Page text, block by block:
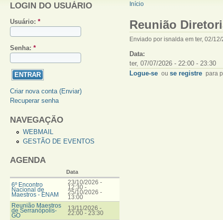
LOGIN DO USUÁRIO
Usuário: *
Senha: *
Criar nova conta (Enviar)
Recuperar senha
NAVEGAÇÃO
WEBMAIL
GESTÃO DE EVENTOS
AGENDA
Data
6º Encontro
Nacional de
Maestros - ENAM
23/10/2026 -
12:30 -
25/10/2026 -
13:00
Reunião Maestros
de Serranópolis-
GO
13/11/2026 -
22:00 - 23:30
Início
Reunião
Enviado por isnalda em ter, 02/
Data:
ter, 07/07/2026 - 22:00 - 23:30
Logue-se ou se registre para